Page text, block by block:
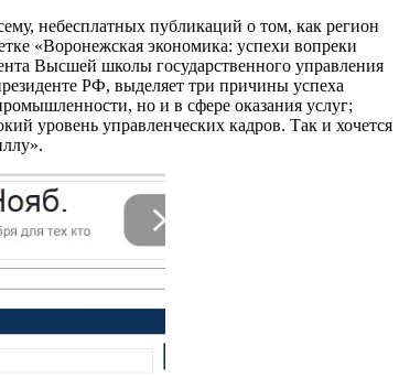
небесплатных публикаций о том, как регион
«Воронежская экономика: успехи вопреки
Высшей школы государственного управления
РФ, выделяет три причины успеха
но и в сфере оказания услуг;
уровень управленческих кадров. Так и хочется